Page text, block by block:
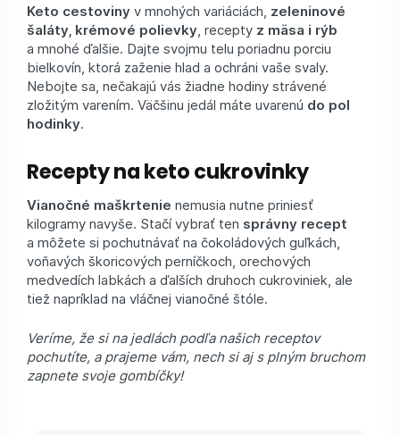
Keto cestoviny v mnohých variáciách, zeleninové
šaláty, krémové polievky , recepty z mäsa i rýb
a mnohé ďalšie. Dajte svojmu telu poriadnu porciu
bielkovín, ktorá zaženie hlad a ochráni vaše svaly.
Nebojte sa, nečakajú vás žiadne hodiny strávené
zložitým varením. Väčšinu jedál máte uvarenú do pol
hodinky.
Recepty na keto cukrovinky
Vianočné maškrtenie nemusia nutne priniesť
kilogramy navyše. Stačí vybrať ten správny recept
a môžete si pochutnávať na čokoládových guľkách,
voňavých škoricových perníčkoch, orechových
medvedích labkách a ďalších druhoch cukroviniek, ale
tiež napríklad na vláčnej vianočné štóle.
Veríme, že si na jedlách podľa našich receptov
pochutíte, a prajeme vám, nech si aj s plným bruchom
zapnete svoje gombíčky!